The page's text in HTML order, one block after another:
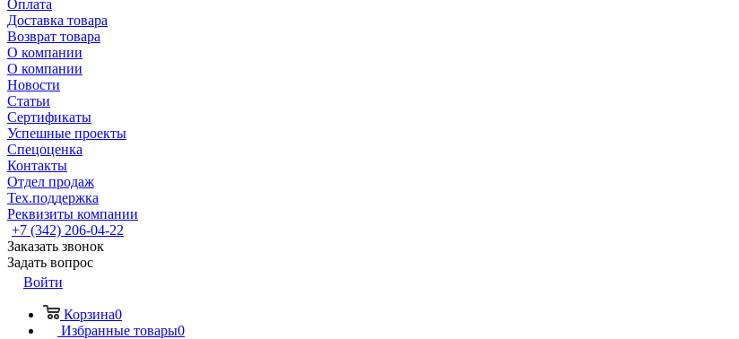
Оплата
Доставка товара
Возврат товара
О компании
О компании
Новости
Статьи
Сертификаты
Успешные проекты
Спецоценка
Контакты
Отдел продаж
Тех.поддержка
Реквизиты компании
+7 (342) 206-04-22
Заказать звонок
Задать вопрос
Войти
Корзина0
Избранные товары0